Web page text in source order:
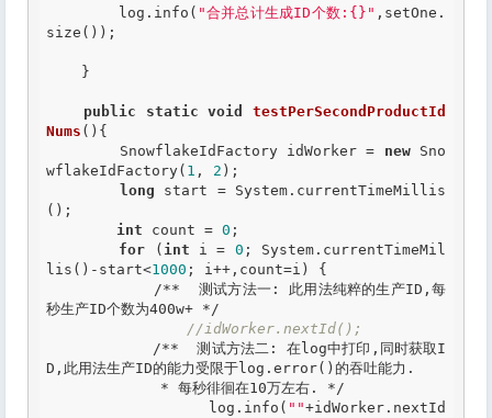
        log.info(
"合并总计生成ID个数:{}" ,setOne.
size());
public static void
testPerSecondProductId
Nums (){
        SnowflakeIdFactory idWorker =
new Sno
wflakeIdFactory( 1 , 2 );
long start = System.currentTimeMillis
();
int count = 0 ;
for ( int i = 0 ; System.currentTimeMil
lis()-start<1000 ; i++,count=i) {
/**  测试方法一: 此用法纯粹的生产ID,每
秒生产ID个数为400w+ */
//idWorker.nextId();
/**  测试方法二: 在log中打印,同时获取I
D,此用法生产ID的能力受限于log.error()的吞吐能力.
             * 每秒徘徊在10万左右. */
        	log.info(
""+idWorker.nextId